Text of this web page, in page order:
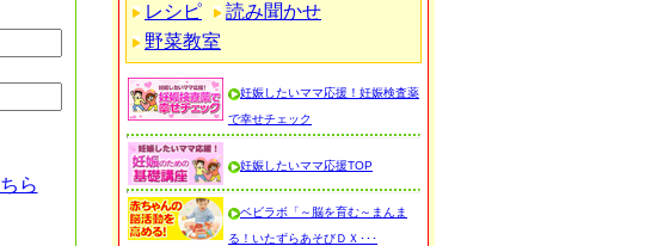
ら
レシピ
読み聞かせ
野菜教室
妊娠したいママ応援！妊娠検査薬
で幸せチェック
妊娠したいママ応援TOP
ベビラボ「～脳を育む～まんま
る！いたずらあそびＤＸ･･･